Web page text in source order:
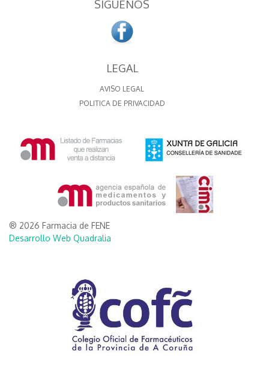
SÍGUENOS
LEGAL
AVISO LEGAL
POLITICA DE PRIVACIDAD
® 2026 Farmacia de FENE
Desarrollo Web Quadralia